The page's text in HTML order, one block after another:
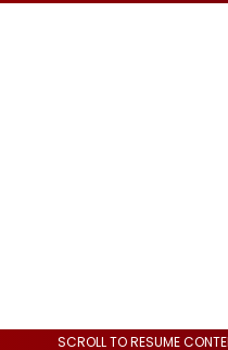
SCROLL TO RESUME